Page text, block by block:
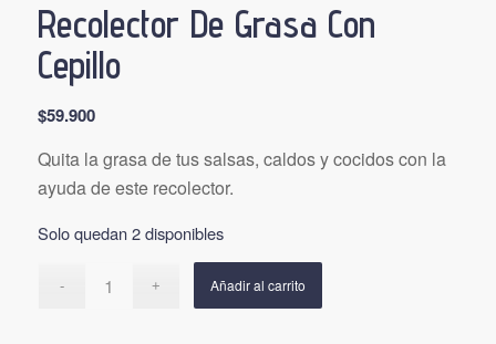
Recolector De Grasa Con
Cepillo
$59.900
Quita la grasa de tus salsas, caldos y cocidos con la
ayuda de este recolector.
Solo quedan 2 disponibles
Añadir al carrito